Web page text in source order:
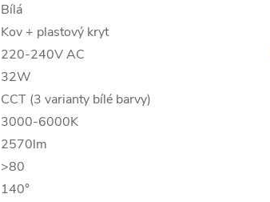
Bílá
Kov + plastový kryt
220-240V AC
32W
CCT (3 varianty bílé barvy)
3000-6000K
2570lm
>80
140°